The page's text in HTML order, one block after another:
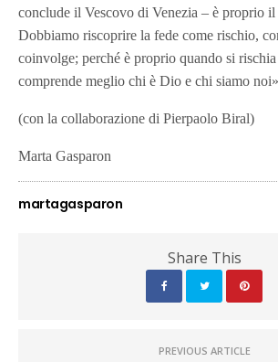
conclude il Vescovo di Venezia – è proprio
Dobbiamo riscoprire la fede come rischio,
coinvolge; perché è proprio quando si
comprende meglio chi è Dio e chi siamo
(con la collaborazione di Pierpaolo Biral)
Marta Gasparon
martagasparon
Share This
PREVIOUS ARTICLE